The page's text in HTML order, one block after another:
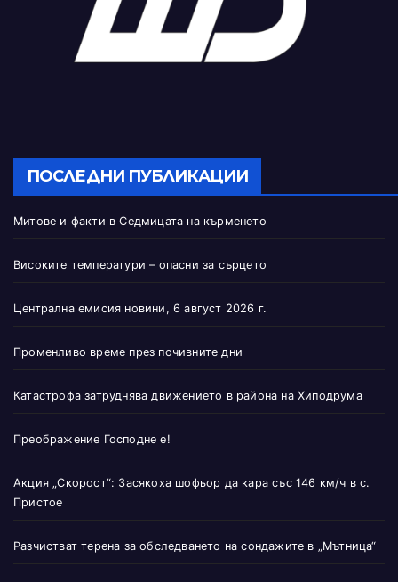
ПОСЛЕДНИ ПУБЛИКАЦИИ
Митове и факти в Седмицата на кърменето
Високите температури – опасни за сърцето
Централна емисия новини, 6 август 2026 г.
Променливо време през почивните дни
Катастрофа затруднява движението в района на Хиподрума
Преображение Господне е!
Акция „Скорост“: Засякоха шофьор да кара със 146 км/ч в с.
Пристое
Разчистват терена за обследването на сондажите в „Мътница“